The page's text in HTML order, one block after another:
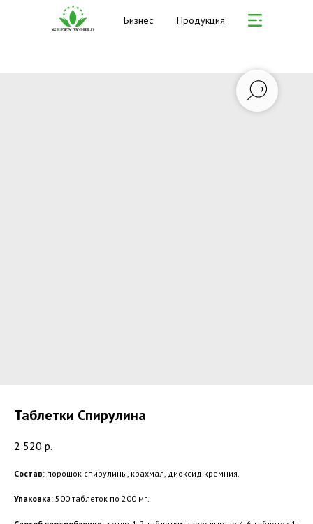
Бизнес Продукция
Таблетки Спирулина
2 520 р.
Состав: порошок спирулины, крахмал, диоксид кремния.
Упаковка: 500 таблеток по 200 мг.